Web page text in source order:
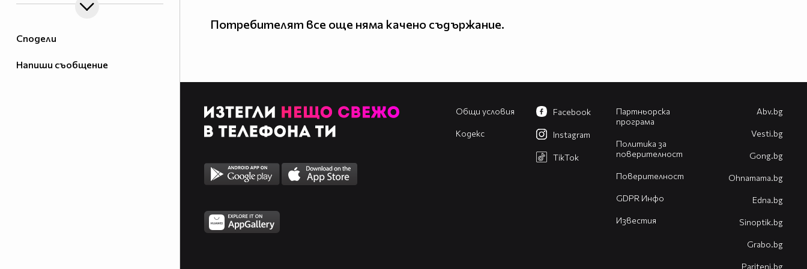
Сподели
Напиши съобщение
Потребителят все още няма качено съдържание.
Общи условия
Кодекс
Партньорска
програма
Политика за
поверителност
Поверителност
GDPR Инфо
Известия
Facebook
Instagram
TikTok
Abv.bg
Vesti.bg
Gong.bg
Оhnamama.bg
Edna.bg
Sinoptik.bg
Grabo.bg
Pariteni.bg